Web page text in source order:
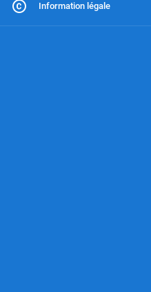
Information légale